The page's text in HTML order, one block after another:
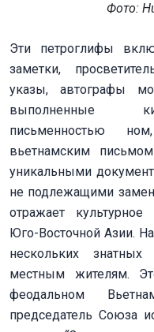
Фото:
Эти петроглифы
заметки,
указы, автографы
выполненные
письменностью
вьетнамским
уникальными
не подлежащими
отражает
Юго-Восточной Азии.
нескольких
местным жителям.
феодальном
председатель Союза